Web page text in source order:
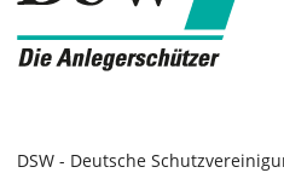
DSW - Deutsche